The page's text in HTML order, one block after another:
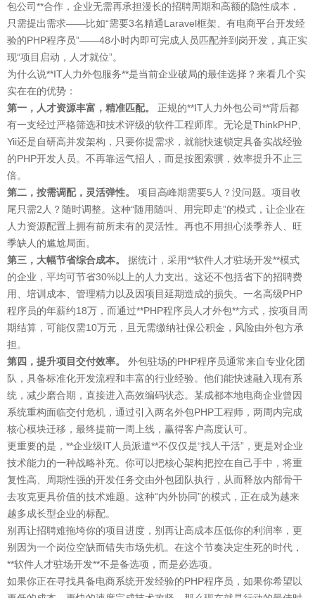
包公司**合作，企业无需再承担漫长的招聘周期和高额的隐性成本，
只需提出需求——比如“需要3名精通Laravel框架、有电商平台开发经
验的PHP程序员”——48小时内即可完成人员匹配并到岗开发，真正实
现“项目启动，人才就位”。
为什么说**IT人力外包服务**是当前企业破局的最佳选择？来看几个实
实在在的优势：
第一，人才资源丰富，精准匹配。
正规的**IT人力外包公司**背后都
有一支经过严格筛选和技术评级的软件工程师库。无论是ThinkPHP、
Yii还是自研高并发架构，只要你提需求，就能快速锁定具备实战经验
的PHP开发人员。不再靠运气招人，而是按图索骥，效率提升不止三
倍。
第二，按需调配，灵活弹性。
项目高峰期需要5人？没问题。项目收
尾只需2人？随时调整。这种“随用随叫、用完即走”的模式，让企业在
人力资源配置上拥有前所未有的灵活性。再也不用担心淡季养人、旺
季缺人的尴尬局面。
第三，大幅节省综合成本。
据统计，采用**软件人才驻场开发**模式
的企业，平均可节省30%以上的人力支出。这还不包括省下的招聘费
用、培训成本、管理精力以及因项目延期造成的损失。一名高级PHP
程序员的年薪约18万，而通过**PHP程序员人才外包**方式，按项目周
期结算，可能仅需10万元，且无需缴纳社保公积金，风险由外包方承
担。
第四，提升项目交付效率。
外包驻场的PHP程序员通常来自专业化团
队，具备标准化开发流程和丰富的行业经验。他们能快速融入现有系
统，减少磨合期，直接进入高效编码状态。某成都本地电商企业曾因
系统重构面临交付危机，通过引入两名外包PHP工程师，两周内完成
核心模块迁移，最终提前一周上线，赢得客户高度认可。
更重要的是，**企业级IT人员派遣**不仅仅是“找人干活”，更是对企业
技术能力的一种战略补充。你可以把核心架构把控在自己手中，将重
复性高、周期性强的开发任务交由外包团队执行，从而释放内部骨干
去攻克更具价值的技术难题。这种“内外协同”的模式，正在成为越来
越多成长型企业的标配。
别再让招聘难拖垮你的项目进度，别再让高成本压低你的利润率，更
别因为一个岗位空缺而错失市场先机。在这个节奏决定生死的时代，
**软件人才驻场开发**不是备选项，而是必选项。
如果你正在寻找具备电商系统开发经验的PHP程序员，如果你希望以